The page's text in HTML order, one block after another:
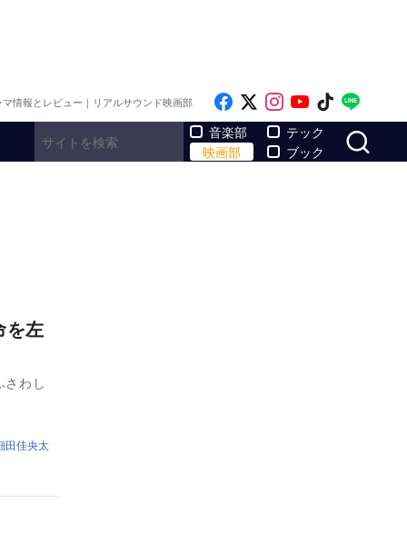
情報とレビュー｜リアルサウンド映画部 Like on Facebook
Follow on x
Follow on
Follow on
Follow
音楽部
映画部
テック
ブック
を左
さわし
田佳央太